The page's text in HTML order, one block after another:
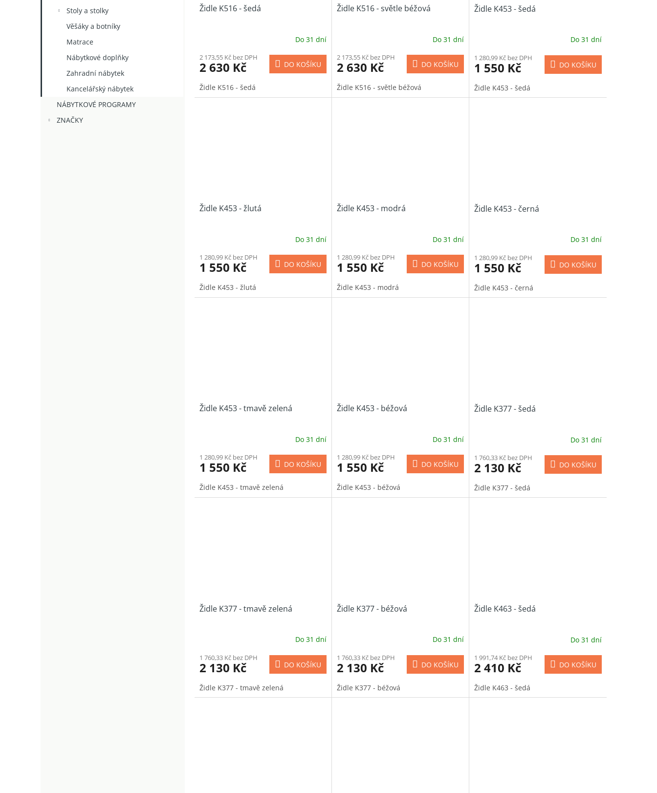
Stoly a stolky
Věšáky a botníky
Matrace
Nábytkové doplňky
Zahradní nábytek
Kancelářský nábytek
NÁBYTKOVÉ PROGRAMY
ZNAČKY
Židle K516 - šedá
Do 31 dní
2 173,55 Kč bez DPH
2 630 Kč DO KOŠÍKU
Židle K516 - šedá
Židle K516 - světle béžová
Do 31 dní
2 173,55 Kč bez DPH
2 630 Kč DO KOŠÍKU
Židle K516 - světle béžová
Židle K453 - šedá
Do 31 dní
1 280,99 Kč bez DPH
1 550 Kč DO KOŠÍKU
Židle K453 - šedá
Židle K453 - žlutá
Do 31 dní
1 280,99 Kč bez DPH
1 550 Kč DO KOŠÍKU
Židle K453 - žlutá
Židle K453 - modrá
Do 31 dní
1 280,99 Kč bez DPH
1 550 Kč DO KOŠÍKU
Židle K453 - modrá
Židle K453 - černá
Do 31 dní
1 280,99 Kč bez DPH
1 550 Kč DO KOŠÍKU
Židle K453 - černá
Židle K453 - tmavě zelená
Do 31 dní
1 280,99 Kč bez DPH
1 550 Kč DO KOŠÍKU
Židle K453 - tmavě zelená
Židle K453 - béžová
Do 31 dní
1 280,99 Kč bez DPH
1 550 Kč DO KOŠÍKU
Židle K453 - béžová
Židle K377 - šedá
Do 31 dní
1 760,33 Kč bez DPH
2 130 Kč DO KOŠÍKU
Židle K377 - šedá
Židle K377 - tmavě zelená
Do 31 dní
1 760,33 Kč bez DPH
2 130 Kč DO KOŠÍKU
Židle K377 - tmavě zelená
Židle K377 - béžová
Do 31 dní
1 760,33 Kč bez DPH
2 130 Kč DO KOŠÍKU
Židle K377 - béžová
Židle K463 - šedá
Do 31 dní
1 991,74 Kč bez DPH
2 410 Kč DO KOŠÍKU
Židle K463 - šedá